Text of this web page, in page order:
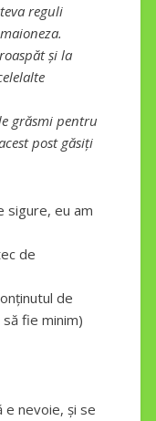
reguli
și la
grăsmi pentru
post găsiți
sigure, eu am
de
de
fie minim)
e nevoie, și se